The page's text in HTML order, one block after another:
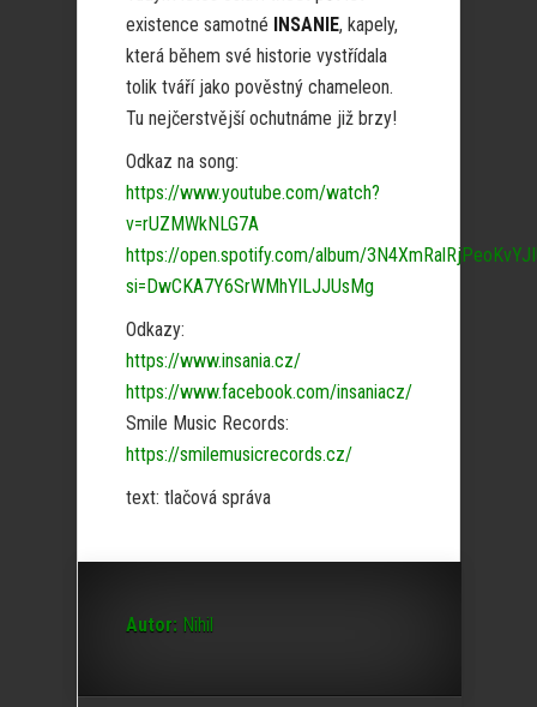
existence samotné INSANIE, kapely,
která během své historie vystřídala
tolik tváří jako pověstný chameleon.
Tu nejčerstvější ochutnáme již brzy!
Odkaz na song:
https://www.youtube.com/watch?
v=rUZMWkNLG7A
https://open.spotify.com/album/
si=DwCKA7Y6SrWMhYlLJJUsMg
Odkazy:
https://www.insania.cz/
https://www.facebook.com/insaniacz/
Smile Music Records:
https://smilemusicrecords.cz/
text: tlačová správa
Autor: Nihil